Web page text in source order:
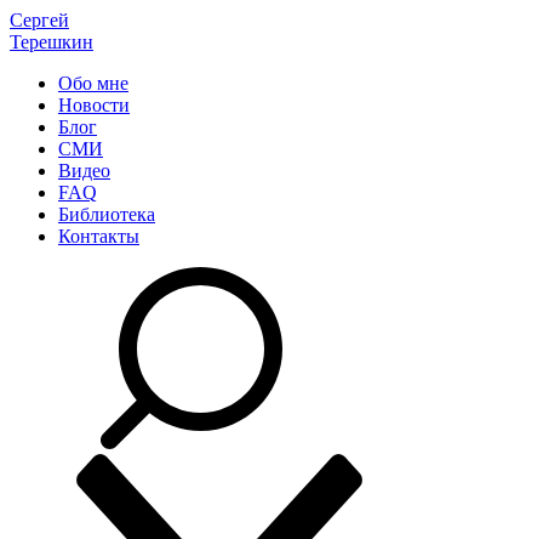
Сергей
Терешкин
Обо мне
Новости
Блог
СМИ
Видео
FAQ
Библиотека
Контакты